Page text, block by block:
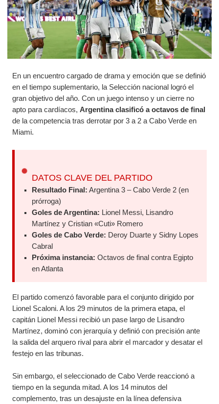
En un encuentro cargado de drama y emoción que se definió
en el tiempo suplementario, la Selección nacional logró el
gran objetivo del año. Con un juego intenso y un cierre no
apto para cardíacos, Argentina clasificó a octavos de final
de la competencia tras derrotar por 3 a 2 a Cabo Verde en
Miami.
DATOS CLAVE DEL PARTIDO
Resultado Final: Argentina 3 – Cabo Verde 2 (en
prórroga)
Goles de Argentina: Lionel Messi, Lisandro
Martínez y Cristian «Cuti» Romero
Goles de Cabo Verde: Deroy Duarte y Sidny Lopes
Cabral
Próxima instancia: Octavos de final contra Egipto
en Atlanta
El partido comenzó favorable para el conjunto dirigido por
Lionel Scaloni. A los 29 minutos de la primera etapa, el
capitán Lionel Messi recibió un pase largo de Lisandro
Martínez, dominó con jerarquía y definió con precisión ante
la salida del arquero rival para abrir el marcador y desatar el
festejo en las tribunas.
Sin embargo, el seleccionado de Cabo Verde reaccionó a
tiempo en la segunda mitad. A los 14 minutos del
complemento, tras un desajuste en la línea defensiva